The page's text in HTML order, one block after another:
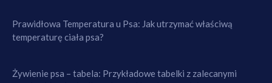
Prawidłowa Temperatura u Psa: Jak utrzymać właściwą
temperaturę ciała psa?
Żywienie psa – tabela: Przykładowe tabelki z zalecanymi